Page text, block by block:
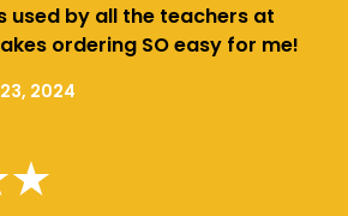
used by all the teachers at
ordering SO easy for me!
2024